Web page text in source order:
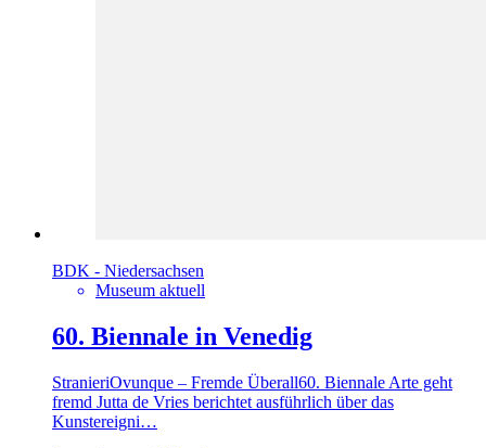
BDK - Niedersachsen
Museum aktuell
60. Biennale in Venedig
StranieriOvunque – Fremde Überall60. Biennale Arte geht
fremd Jutta de Vries berichtet ausführlich über das
Kunstereigni…